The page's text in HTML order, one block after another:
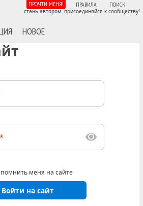
НОВОЕ
ПРОЧТИ МЕНЯ! ПРАВИЛА ПОИСК
стань автором. присоединяйся к сообществу!
*
меня на сайте
Войти на сайт